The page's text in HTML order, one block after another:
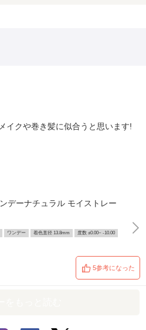
イクや巻き髪に似合うと思います!
デーナチュラル モイストレー
ワンデー 着色直径 13.8mm 度数 ±0.00~ -10.00
5参考になった